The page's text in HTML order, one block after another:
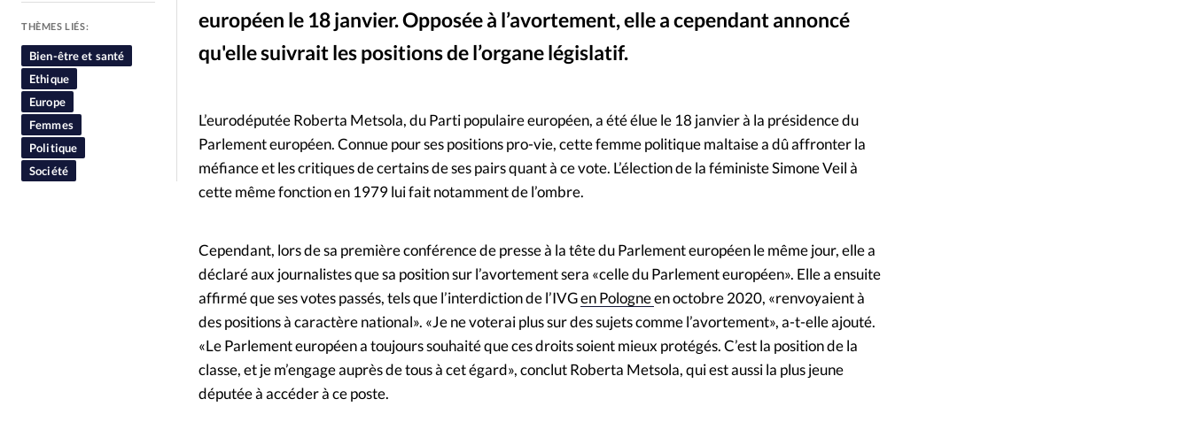
People
Politique Religions Société
Mon compte
Nous contacter
européen le 18 janvier. Opposée à l’avortement, elle a cependant annoncé
qu'elle suivrait les positions de l’organe législatif.
THÈMES LIÉS:
Bien-être et santé
Ethique
Europe
Femmes
Politique
Société
L’eurodéputée Roberta Metsola, du Parti populaire européen, a été élue le 18 janvier à la présidence du
Parlement européen. Connue pour ses positions pro-vie, cette femme politique maltaise a dû affronter la
méfiance et les critiques de certains de ses pairs quant à ce vote. L’élection de la féministe Simone Veil à
cette même fonction en 1979 lui fait notamment de l’ombre.
Cependant, lors de sa première conférence de presse à la tête du Parlement européen le même jour, elle a
déclaré aux journalistes que sa position sur l’avortement sera «celle du Parlement européen». Elle a ensuite
affirmé que ses votes passés, tels que l’interdiction de l’IVGen Pologneen octobre 2020, «renvoyaient à
des positions à caractère national». «Je ne voterai plus sur des sujets comme l’avortement», a-t-elle ajouté.
«Le Parlement européen a toujours souhaité que ces droits soient mieux protégés. C’est la position de la
classe, et je m’engage auprès de tous à cet égard», conclut Roberta Metsola, qui est aussi la plus jeune
députée à accéder à ce poste.